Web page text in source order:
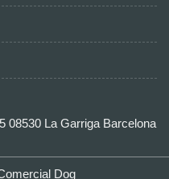
08530 La Garriga Barcelona
Dog